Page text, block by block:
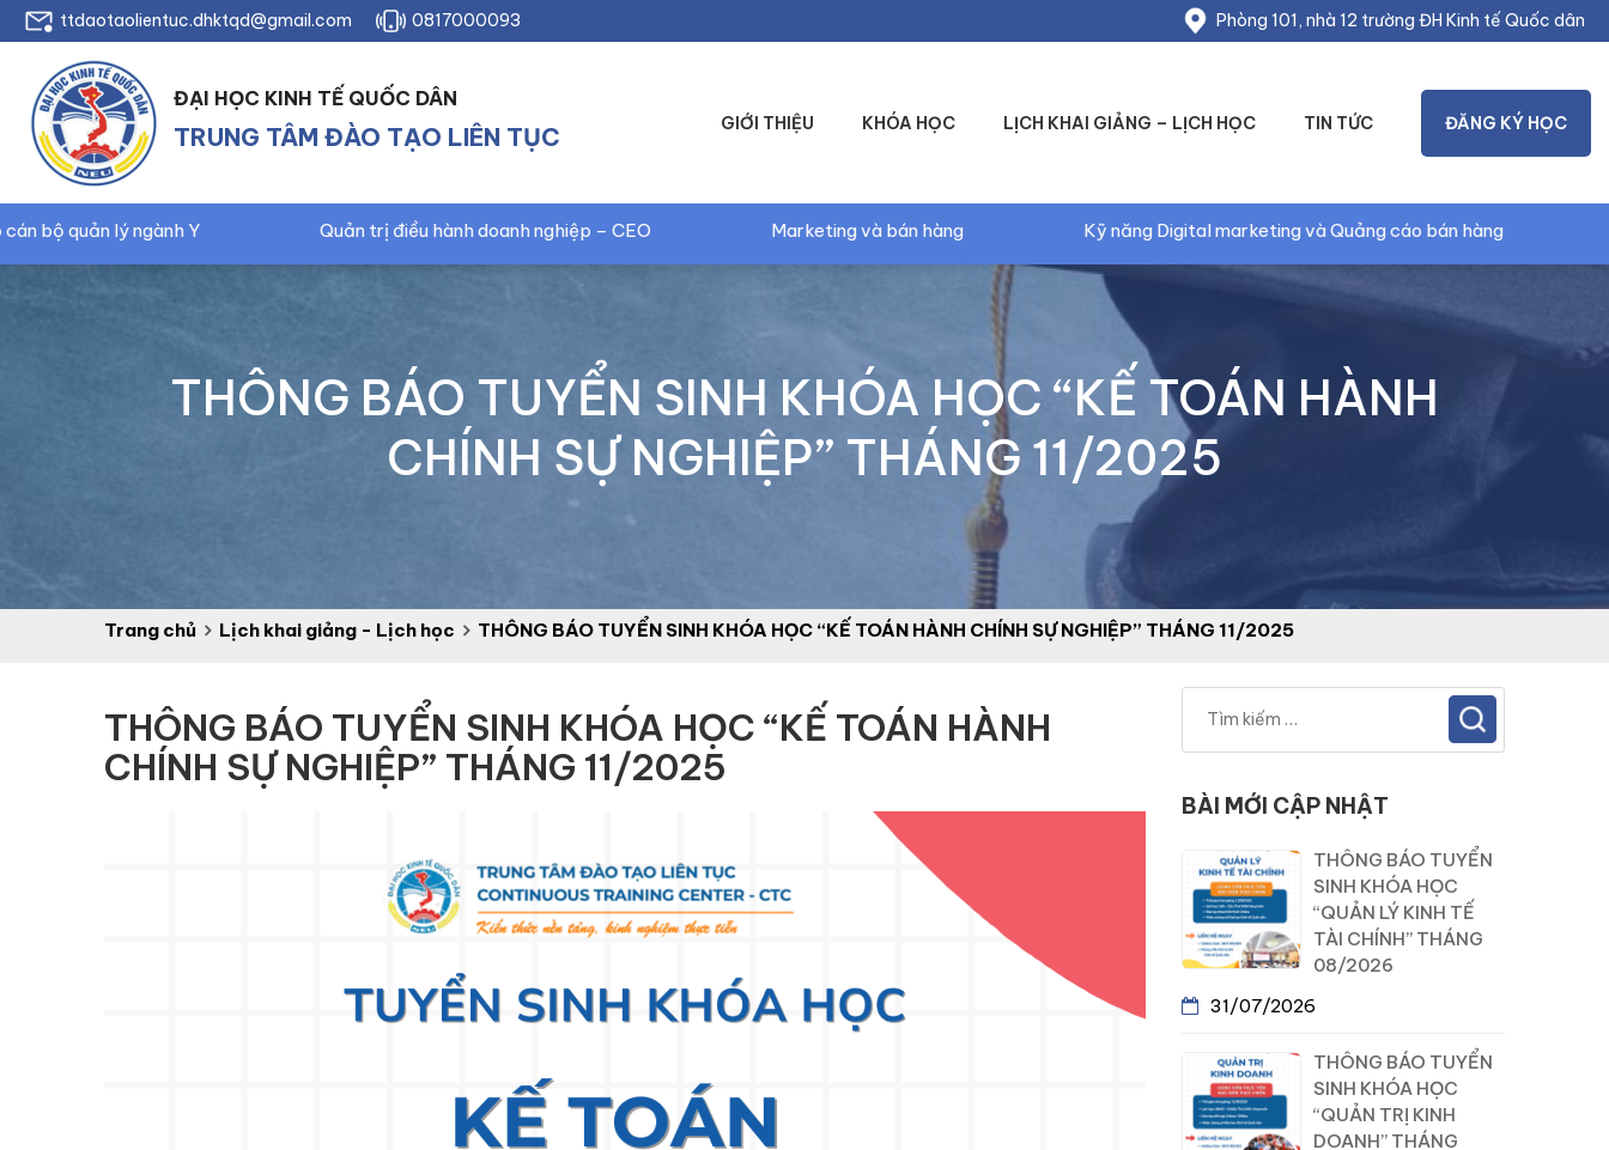
ttdaotaolientuc.dhktqd@gmail.com 0817000093 Phòng 101, nhà 12 trường ĐH Kinh tế Quốc dân
ĐẠI HỌC KINH TẾ QUỐC DÂN
TRUNG TÂM ĐÀO TẠO LIÊN TỤC GIỚI THIỆU KHÓA HỌC LỊCH KHAI GIẢNG – LỊCH HỌC TIN TỨC ĐĂNG KÝ HỌC
Quản trị điều hành doanh nghiệp – CEO Marketing và bán hàng Kỹ năng Digital marketing và Quảng cáo bán hàng Kỹ năng Marketing và
THÔNG BÁO TUYỂN SINH KHÓA HỌC “KẾ TOÁN HÀNH
CHÍNH SỰ NGHIỆP” THÁNG 11/2025
Trang chủ Lịch khai giảng - Lịch học THÔNG BÁO TUYỂN SINH KHÓA HỌC “KẾ TOÁN HÀNH CHÍNH SỰ NGHIỆP” THÁNG 11/2025
THÔNG BÁO TUYỂN SINH KHÓA HỌC “KẾ TOÁN HÀNH
CHÍNH SỰ NGHIỆP” THÁNG 11/2025
BÀI MỚI CẬP NHẬT
THÔNG BÁO TUYỂN
SINH KHÓA HỌC
“QUẢN LÝ KINH TẾ
TÀI CHÍNH” THÁNG
08/2026
31/07/2026
THÔNG BÁO TUYỂN
SINH KHÓA HỌC
“QUẢN TRỊ KINH
DOANH” THÁNG